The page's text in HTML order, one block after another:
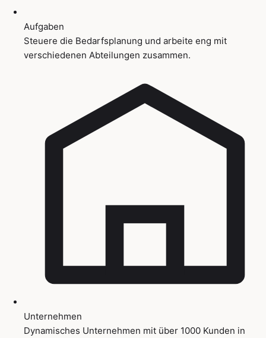
Aufgaben
Steuere die Bedarfsplanung und arbeite eng mit
verschiedenen Abteilungen zusammen.
Unternehmen
Dynamisches Unternehmen mit über 1000 Kunden in